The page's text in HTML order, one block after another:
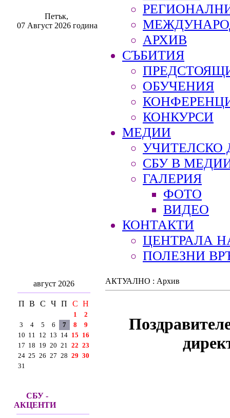
Петък,
07 Август 2026 година
АРХИВ
СЪБИТИЯ
ОБУЧЕНИЯ
КОНКУРСИ
МЕДИИ
УЧИТЕЛСКО
СБУ В
ГАЛЕРИЯ
ФОТО
ВИДЕО
КОНТАКТИ
ЦЕНТРАЛА
ПОЛЕЗНИ
август 2026
П В С Ч П С Н
1
2
3
4 5 6 7 8
9
10 11 12 13 14 15 16
17 18 19 20 21 22 23
24 25 26 27 28 29 30
31
СБУ -
АКЦЕНТИ
АКТУАЛНО : Архив